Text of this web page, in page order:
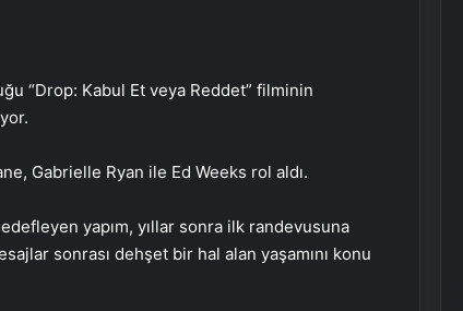
“Drop: Kabul Et veya Reddet” filminin
Gabrielle Ryan ile Ed Weeks rol aldı.
yapım, yıllar sonra ilk randevusuna
sonrası dehşet bir hal alan yaşamını konu